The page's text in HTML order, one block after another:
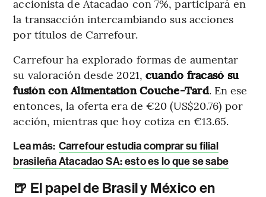
accionista de Atacadao con 7%, participará en
la transacción intercambiando sus acciones
por títulos de Carrefour.
Carrefour ha explorado formas de aumentar
su valoración desde 2021, cuando fracasó su
fusión con Alimentation Couche-Tard. En ese
entonces, la oferta era de €20 (US$20.76) por
acción, mientras que hoy cotiza en €13.65.
Lea más: Carrefour estudia comprar su filial
brasileña Atacadao SA: esto es lo que se sabe
🍺 El papel de Brasil y México en